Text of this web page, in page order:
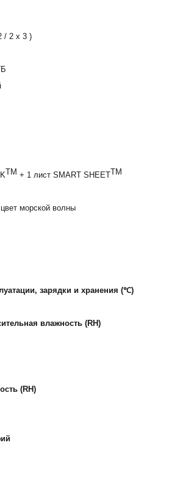
/ 2 x 3 )
TM + 1 лист SMART SHEETTM
морской волны
зарядки и хранения (℃)
влажность (RH)
(RH)